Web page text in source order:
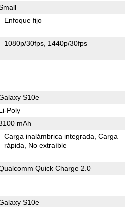
Enfoque fijo
1080p/30fps 1440p/30fps
S10e
Li-Poly
mAh
Carga inalámbrica integrada Carga
rápida
No extraíble
Quick Charge 2.0
S10e